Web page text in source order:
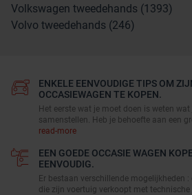
Volkswagen tweedehands (1393)
Volvo tweedehands (246)
ENKELE EENVOUDIGE TIPS OM
OCCASIEWAGEN TE KOPEN.
Het eerste wat je moet doen is weten wat
samenstellen. Heb je behoefte aan een
read-more
EEN GOEDE OCCASIE WAGEN
EENVOUDIG.
Er bestaan verschillende mogelijkheden
die zijn voertuig verkoopt met technische